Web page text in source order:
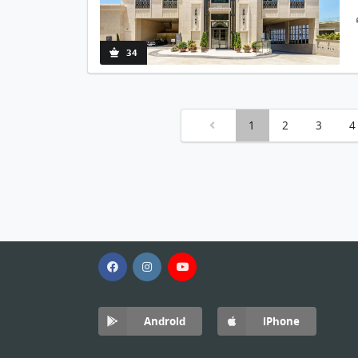
34
1 2 3 4
Android iPhone